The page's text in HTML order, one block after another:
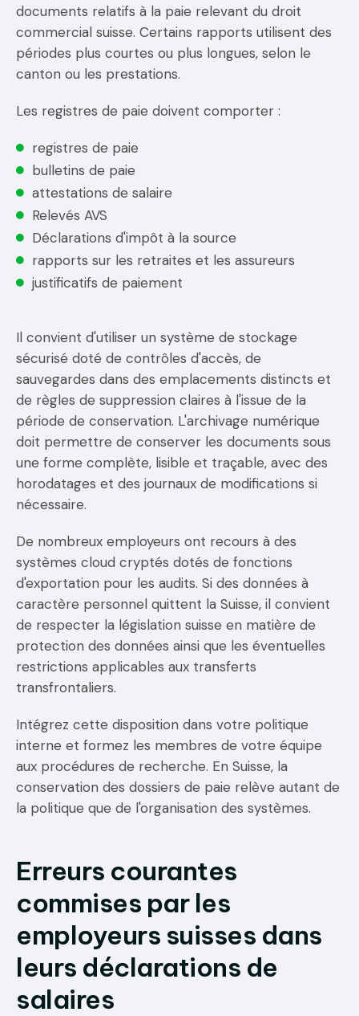
documents relatifs à la paie relevant du droit
commercial suisse. Certains rapports utilisent des
périodes plus courtes ou plus longues, selon le
canton ou les prestations.
Les registres de paie doivent comporter :
registres de paie
bulletins de paie
attestations de salaire
Relevés AVS
Déclarations d'impôt à la source
rapports sur les retraites et les assureurs
justificatifs de paiement
Il convient d'utiliser un système de stockage
sécurisé doté de contrôles d'accès, de
sauvegardes dans des emplacements distincts et
de règles de suppression claires à l'issue de la
période de conservation. L'archivage numérique
doit permettre de conserver les documents sous
une forme complète, lisible et traçable, avec des
horodatages et des journaux de modifications si
nécessaire.
De nombreux employeurs ont recours à des
systèmes cloud cryptés dotés de fonctions
d'exportation pour les audits. Si des données à
caractère personnel quittent la Suisse, il convient
de respecter la législation suisse en matière de
protection des données ainsi que les éventuelles
restrictions applicables aux transferts
transfrontaliers.
Intégrez cette disposition dans votre politique
interne et formez les membres de votre équipe
aux procédures de recherche. En Suisse, la
conservation des dossiers de paie relève autant de
la politique que de l'organisation des systèmes.
Erreurs courantes
commises par les
employeurs suisses dans
leurs déclarations de
salaires